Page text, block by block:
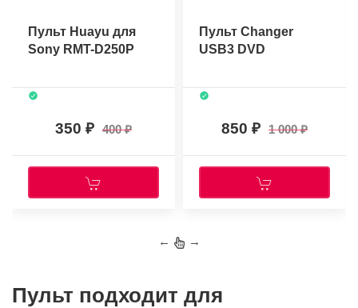
Пульт Huayu для
Sony RMT-D250P
350 400
Пульт Changer
USB3 DVD
850 1 000
← →
Пульт подходит для